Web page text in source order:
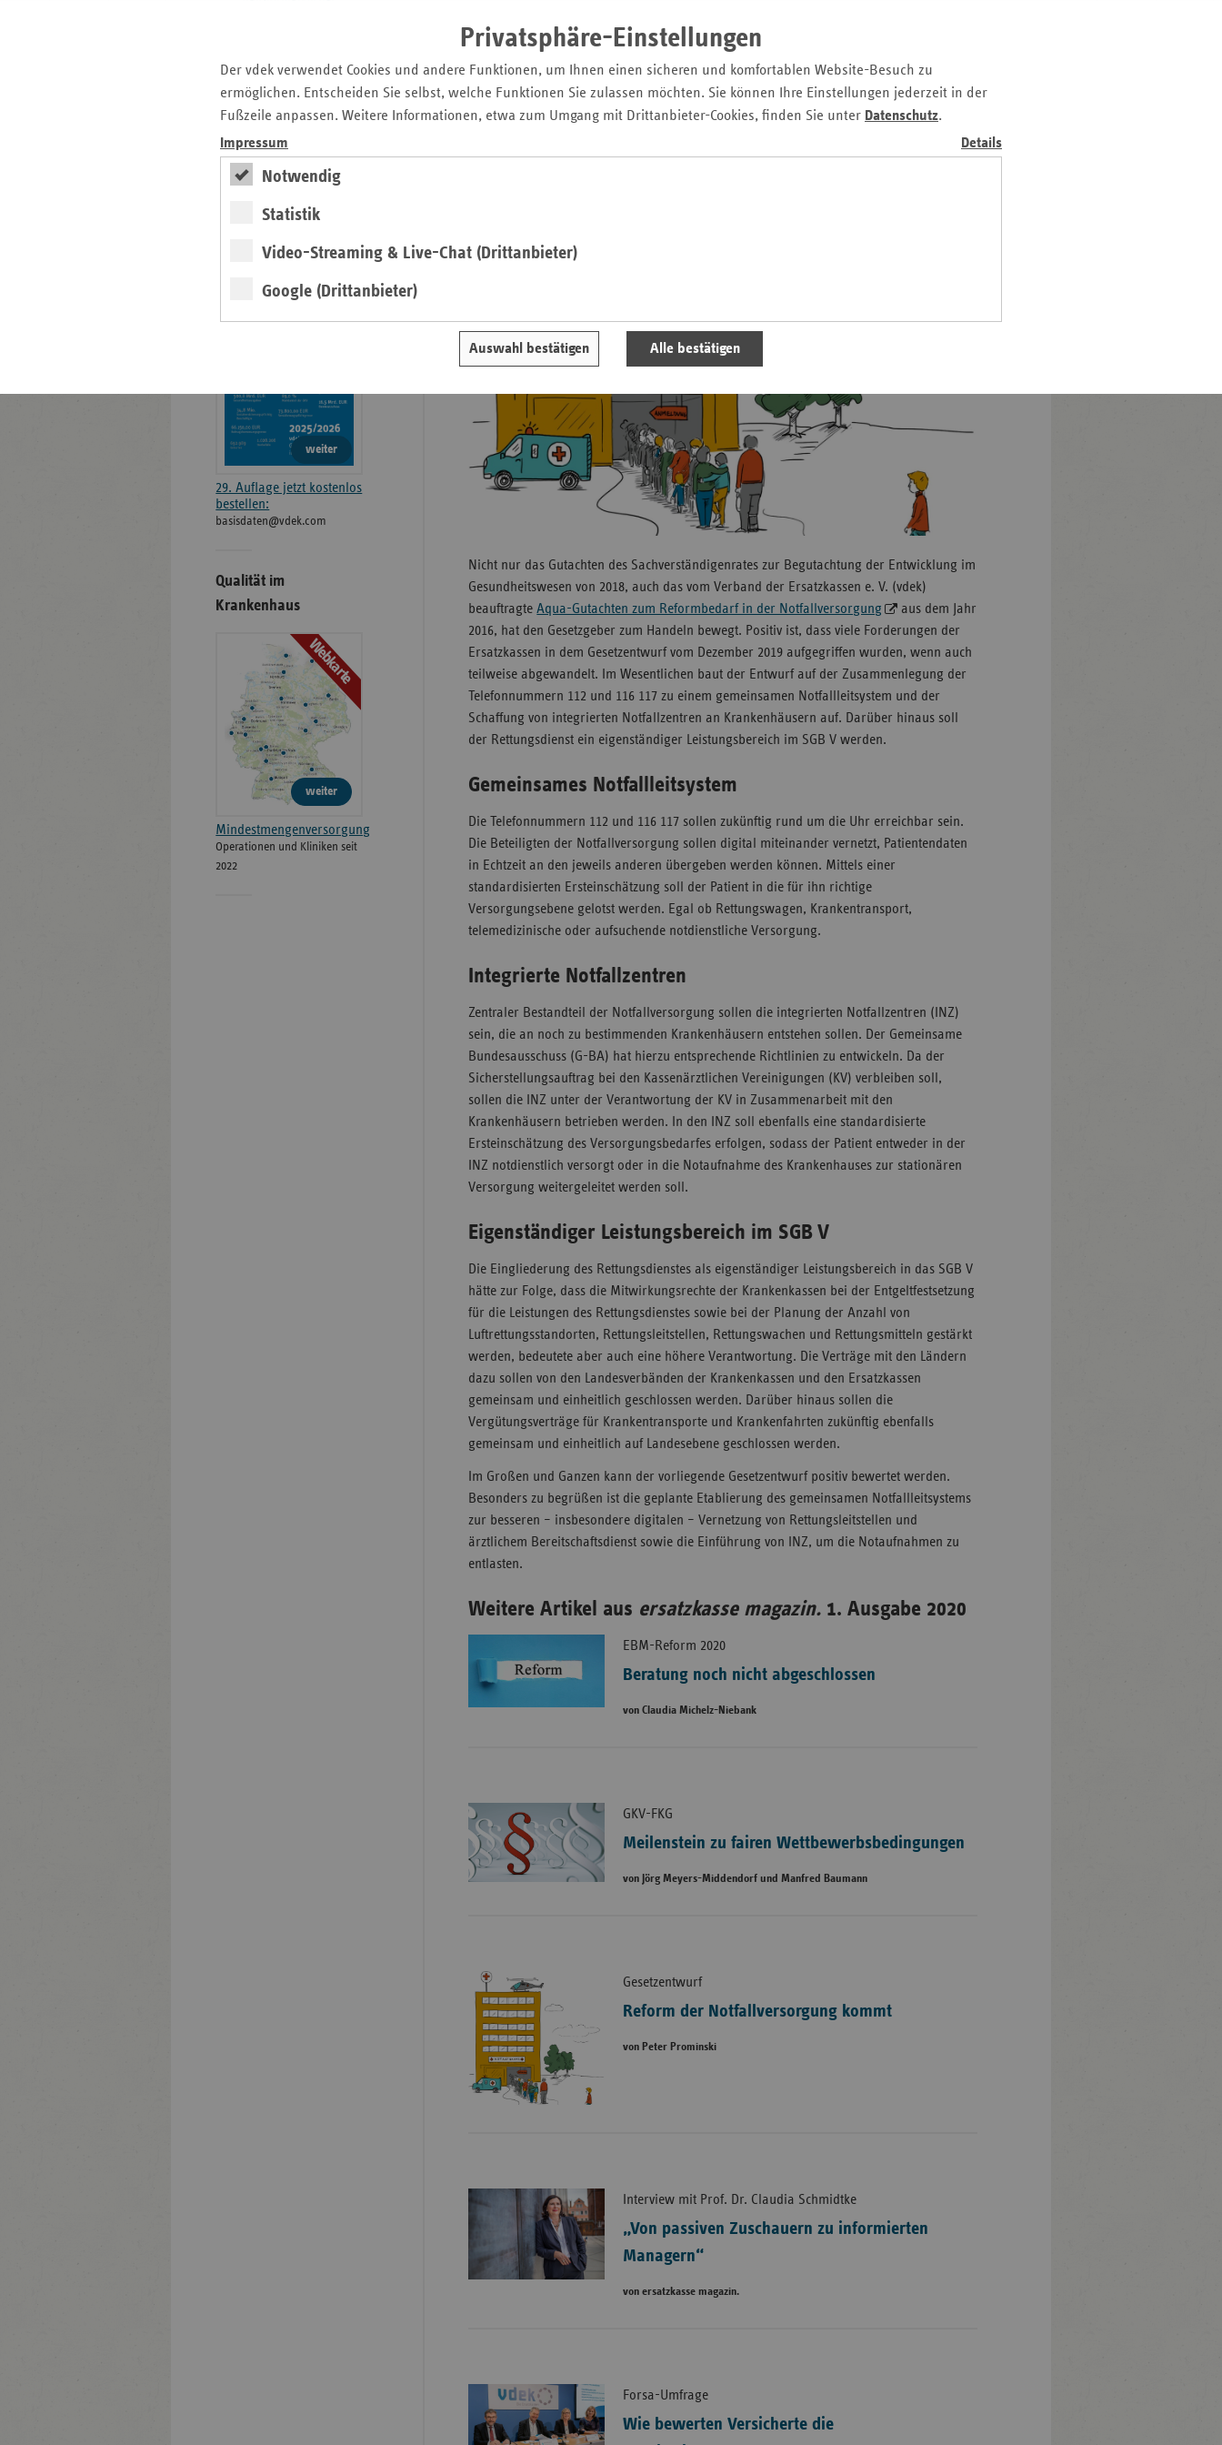
Privatsphäre-Einstellungen
Der vdek verwendet Cookies und andere Funktionen, um Ihnen einen sicheren und komfortablen Website-Besuch zu
ermöglichen. Entscheiden Sie selbst, welche Funktionen Sie zulassen möchten. Sie können Ihre Einstellungen jederzeit in der
Fußzeile anpassen. Weitere Informationen, etwa zum Umgang mit Drittanbieter-Cookies, finden Sie unter Datenschutz.
Impressum
Details
Notwendig
Statistik
Video-Streaming & Live-Chat (Drittanbieter)
Google (Drittanbieter)
Auswahl bestätigen Alle bestätigen
Sachsen
Sachsen-
Schleswig-
Nicht nur das Gutachten des Sachverständigenrates zur Begutachtung der Entwicklung im
Gesundheitswesen von 2018, auch das vom Verband der Ersatzkassen e. V. (vdek)
beauftragteAqua-Gutachten zum Reformbedarf in der Notfallversorgung
aus dem Jahr
2016, hat den Gesetzgeber zum Handeln bewegt. Positiv ist, dass viele Forderungen der
Ersatzkassen in dem Gesetzentwurf vom Dezember 2019 aufgegriffen wurden, wenn auch
teilweise abgewandelt. Im Wesentlichen baut der Entwurf auf der Zusammenlegung der
Telefonnummern 112 und 116 117 zu einem gemeinsamen Notfallleitsystem und der
Schaffung von integrierten Notfallzentren an Krankenhäusern auf. Darüber hinaus soll
der Rettungsdienst ein eigenständiger Leistungsbereich im SGB V werden.
Gemeinsames Notfallleitsystem
Die Telefonnummern 112 und 116 117 sollen zukünftig rund um die Uhr erreichbar sein.
Die Beteiligten der Notfallversorgung sollen digital miteinander vernetzt, Patientendaten
in Echtzeit an den jeweils anderen übergeben werden können. Mittels einer
standardisierten Ersteinschätzung soll der Patient in die für ihn richtige
Versorgungsebene gelotst werden. Egal ob Rettungswagen, Krankentransport,
telemedizinische oder aufsuchende notdienstliche Versorgung.
Integrierte Notfallzentren
Zentraler Bestandteil der Notfallversorgung sollen die integrierten Notfallzentren (INZ)
sein, die an noch zu bestimmenden Krankenhäusern entstehen sollen. Der Gemeinsame
Bundesausschuss (G-BA) hat hierzu entsprechende Richtlinien zu entwickeln. Da der
Sicherstellungsauftrag bei den Kassenärztlichen Vereinigungen (KV) verbleiben soll,
sollen die INZ unter der Verantwortung der KV in Zusammenarbeit mit den
Krankenhäusern betrieben werden. In den INZ soll ebenfalls eine standardisierte
Ersteinschätzung des Versorgungsbedarfes erfolgen, sodass der Patient entweder in der
INZ notdienstlich versorgt oder in die Notaufnahme des Krankenhauses zur stationären
Versorgung weitergeleitet werden soll.
Eigenständiger Leistungsbereich im SGB V
Die Eingliederung des Rettungsdienstes als eigenständiger Leistungsbereich in das SGB V
hätte zur Folge, dass die Mitwirkungsrechte der Krankenkassen bei der Entgeltfestsetzung
für die Leistungen des Rettungsdienstes sowie bei der Planung der Anzahl von
Luftrettungsstandorten, Rettungsleitstellen, Rettungswachen und Rettungsmitteln gestärkt
werden, bedeutete aber auch eine höhere Verantwortung. Die Verträge mit den Ländern
dazu sollen von den Landesverbänden der Krankenkassen und den Ersatzkassen
gemeinsam und einheitlich geschlossen werden. Darüber hinaus sollen die
Vergütungsverträge für Krankentransporte und Krankenfahrten zukünftig ebenfalls
gemeinsam und einheitlich auf Landesebene geschlossen werden.
Im Großen und Ganzen kann der vorliegende Gesetzentwurf positiv bewertet werden.
Besonders zu begrüßen ist die geplante Etablierung des gemeinsamen Notfallleitsystems
zur besseren – insbesondere digitalen – Vernetzung von Rettungsleitstellen und
ärztlichem Bereitschaftsdienst sowie die Einführung von INZ, um die Notaufnahmen zu
entlasten.
Weitere Artikel aus ersatzkasse magazin. 1. Ausgabe 2020
EBM-Reform 2020
Beratung noch nicht abgeschlossen
von Claudia Michelz-Niebank
GKV-FKG
Meilenstein zu fairen Wettbewerbsbedingungen
von Jörg Meyers-Middendorf und Manfred Baumann
Gesetzentwurf
Reform der Notfallversorgung kommt
von Peter Prominski
Interview mit Prof. Dr. Claudia Schmidtke
„Von passiven Zuschauern zu informierten
Managern“
von ersatzkasse magazin.
Forsa-Umfrage
Wie bewerten Versicherte die
Archiv
Impressum Magazin
Informationen
erschienen
Broschüre
weiter
29. Auflage jetzt kostenlos
bestellen:
basisdaten@vdek.com
Qualität im
Krankenhaus
Webkarte
weiter
Mindestmengenversorgung
Operationen und Kliniken seit
2022